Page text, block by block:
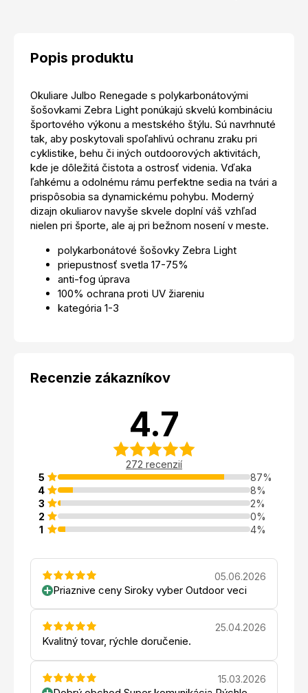
Popis produktu
Okuliare Julbo Renegade s polykarbonátovými
šošovkami Zebra Light ponúkajú skvelú kombináciu
športového výkonu a mestského štýlu. Sú navrhnuté
tak, aby poskytovali spoľahlivú ochranu zraku pri
cyklistike, behu či iných outdoorových aktivitách,
kde je dôležitá čistota a ostrosť videnia. Vďaka
ľahkému a odolnému rámu perfektne sedia na tvári a
prispôsobia sa dynamickému pohybu. Moderný
dizajn okuliarov navyše skvele doplní váš vzhľad
nielen pri športe, ale aj pri bežnom nosení v meste.
polykarbonátové šošovky Zebra Light
priepustnosť svetla 17-75%
anti-fog úprava
100% ochrana proti UV žiareniu
kategória 1-3
Recenzie zákazníkov
4.7
272 recenzií
5
87%
4
8%
3
2%
2
0%
1
4%
05.06.2026
Priaznive ceny Siroky vyber Outdoor veci
25.04.2026
Kvalitný tovar, rýchle doručenie.
15.03.2026